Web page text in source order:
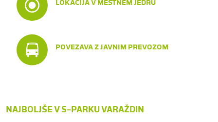
LOKACIJA V MESTNEM JEDRU
POVEZAVA Z JAVNIM PREVOZOM
NAJBOLJŠE V S-PARKU VARAŽDIN